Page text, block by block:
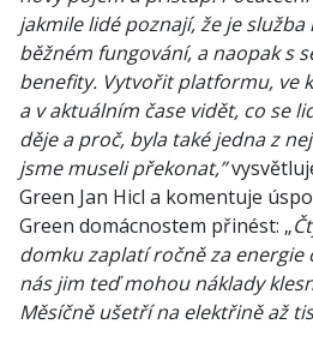
jakmile lidé poznají, že je
běžném fungování, a naopak s
benefity. Vytvořit platformu, ve
a v aktuálním čase vidět, co se
děje a proč, byla také jedna z
jsme museli překonat,”
Green Jan Hicl a komentuje
Green domácnostem přinést: „
domku zaplatí ročně za energie
nás jim teď mohou náklady
Měsíčně ušetří na elektřině až